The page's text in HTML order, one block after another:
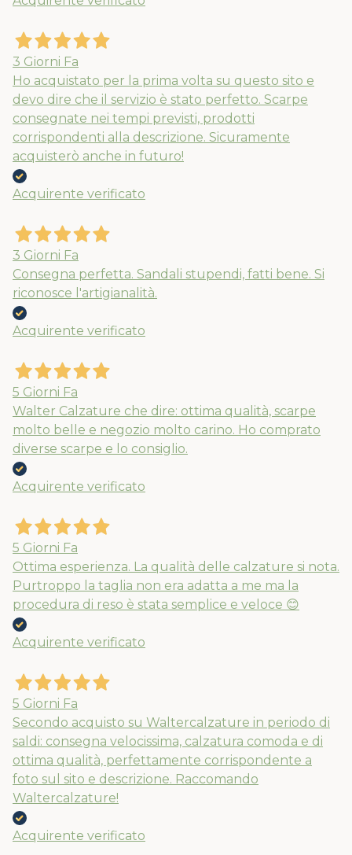
3 Giorni Fa
Ho acquistato per la prima volta su questo sito e
devo dire che il servizio è stato perfetto. Scarpe
consegnate nei tempi previsti, prodotti
corrispondenti alla descrizione. Sicuramente
acquisterò anche in futuro!
Acquirente verificato
3 Giorni Fa
Consegna perfetta. Sandali stupendi, fatti bene. Si
riconosce l'artigianalità.
Acquirente verificato
5 Giorni Fa
Walter Calzature che dire: ottima qualità, scarpe
molto belle e negozio molto carino. Ho comprato
diverse scarpe e lo consiglio.
Acquirente verificato
5 Giorni Fa
Ottima esperienza. La qualità delle calzature si nota.
Purtroppo la taglia non era adatta a me ma la
procedura di reso è stata semplice e veloce 😊
Acquirente verificato
5 Giorni Fa
Secondo acquisto su Waltercalzature in periodo di
saldi: consegna velocissima, calzatura comoda e di
ottima qualità, perfettamente corrispondente a
foto sul sito e descrizione. Raccomando
Waltercalzature!
Acquirente verificato